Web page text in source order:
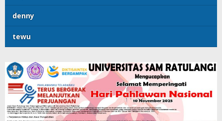
denny
tewu